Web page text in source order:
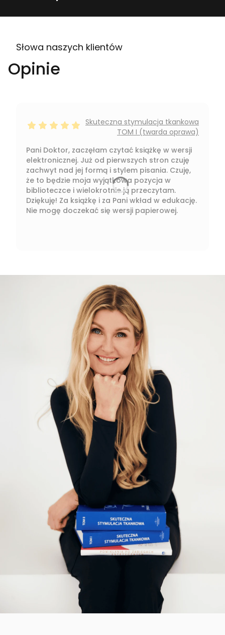
Słowa naszych klientów
Opinie
dał ocenę: 5
Skuteczna stymulacja tkankowa
TOM I (twarda oprawa)
Pani Doktor, zaczęłam czytać książkę w wersji
elektronicznej. Już od pierwszych stron czuję
zachwyt nad jej formą i stylem pisania. Czuję,
że to będzie moja wyjątkowa pozycja w
biblioteczce i wielokrotnie ją przeczytam.
Dziękuję! Za książkę i za Pani wkład w edukację.
Nie mogę doczekać się wersji papierowej.